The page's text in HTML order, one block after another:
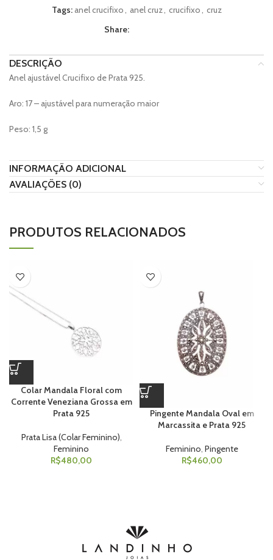
Tags: anel crucifixo, anel cruz, crucifixo, cruz
Share:
DESCRIÇÃO
Anel ajustável Crucifixo de Prata 925.
Aro: 17 – ajustável para numeração maior
Peso: 1,5 g
INFORMAÇÃO ADICIONAL
AVALIAÇÕES (0)
PRODUTOS RELACIONADOS
Colar Mandala Floral com
Corrente Veneziana Grossa em
Prata 925
Prata Lisa (Colar Feminino),
Feminino
R$480,00
Pingente Mandala Oval em
Marcassita e Prata 925
Feminino, Pingente
R$460,00